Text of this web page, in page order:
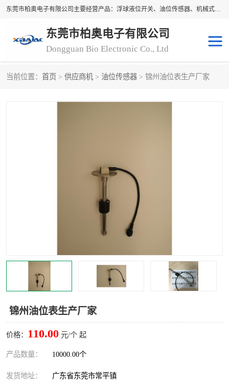
东莞市柏奥电子有限公司主要经营产品：浮球液位开关、油位传感器、机械式油表、浮球液位计、水位控制浮球阀、料位开关，水流开关、油水位控制配套仪表等。柏奥电子，您可信赖的合作伙伴
东莞市柏奥电子有限公司
Dongguan Bio Electronic Co., Ltd
当前位置： 首页 > 供应商机 > 油位传感器 > 锦州油位表生产厂家
锦州油位表生产厂家
价格： 110.00 元/个 起
产品数量： 10000.00个
发货地址： 广东省东莞市常平镇
转速表